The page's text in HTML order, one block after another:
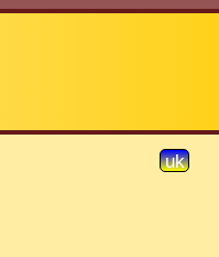
uk